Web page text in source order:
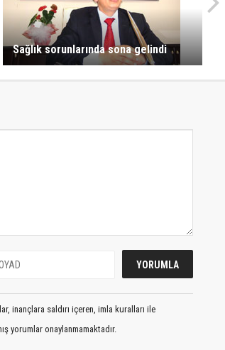
Sağlık sorunlarında sona gelindi
inançlara saldırı içeren, imla kuralları ile
yorumlar onaylanmamaktadır.